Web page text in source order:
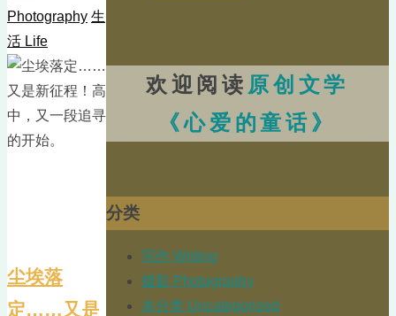
Photography 生
活 Life
尘埃落
定……又是
欢迎阅读 原创文学
《心爱的童话》
分类
写作 Writing
摄影 Photography
未分类 Uncategorized